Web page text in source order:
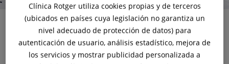
Unitat de Dermatologia Oncològica:la incidència de
càncer de pell ha augmentat de forma exponencial en els
Clínica Rotger utiliza cookies propias y de terceros
(ubicados en países cuya legislación no garantiza un
nivel adecuado de protección de datos) para
autenticación de usuario, análisis estadístico, mejora de
los servicios y mostrar publicidad personalizada a